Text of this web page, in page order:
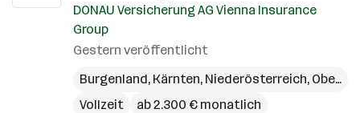
DONAU Versicherung AG Vienna Insurance
Group
Gestern veröffentlicht
Burgenland, Kärnten, Niederösterreich, Oberösterreich
Vollzeit
ab 2.300 € monatlich